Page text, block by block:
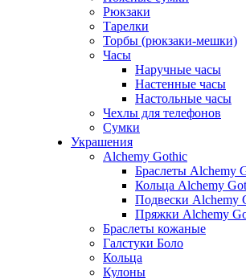
Рюкзаки
Тарелки
Торбы (рюкзаки-мешки)
Часы
Наручные часы
Настенные часы
Настольные часы
Чехлы для телефонов
Сумки
Украшения
Alchemy Gothic
Браслеты Alchemy
Кольца Alchemy
Подвески Alchemy
Пряжки Alchemy
Браслеты кожаные
Галстуки Боло
Кольца
Кулоны